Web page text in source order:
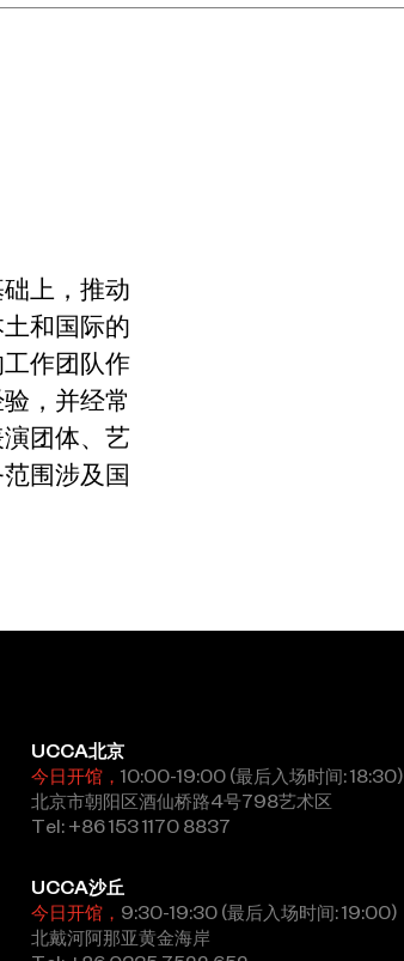
上，推动
和国际的
作团队作
，并经常
团体、艺
围涉及国
UCCA北京
今日开馆， 10:00-19:00 (最后入场时间: 18:30)
北京市朝阳区酒仙桥路4号798艺术区
Tel: +86 153 1170 8837
UCCA沙丘
今日开馆， 9:30-19:30 (最后入场时间: 19:00)
北戴河阿那亚黄金海岸